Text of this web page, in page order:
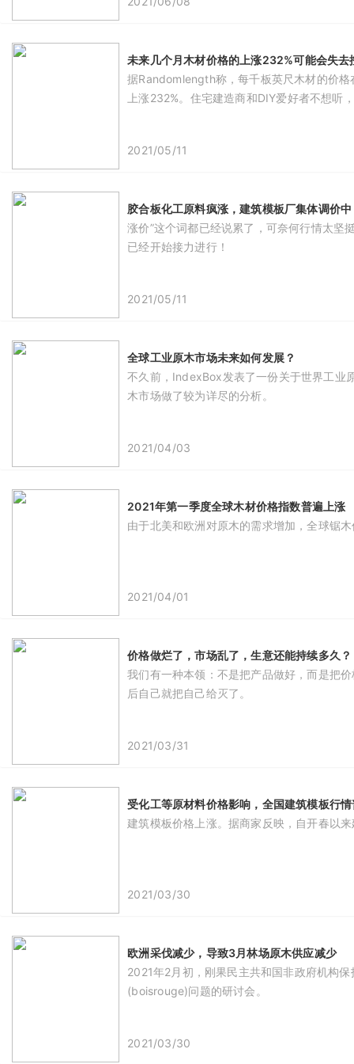
未来几个月木材价格的上涨232%可能会失去
据Randomlength称，每千板英尺木材的价
上涨232%。住宅建造商和DIY爱好者不想听
2021/05/11
胶合板化工原料疯涨，建筑模板厂集体调价中
涨价”这个词都已经说累了，可奈何行情太坚
已经开始接力进行！
2021/05/11
全球工业原木市场未来如何发展？
不久前，IndexBox发表了一份关于世界工业
木市场做了较为详尽的分析。
2021/04/03
2021年第一季度全球木材价格指数普遍上涨
由于北美和欧洲对原木的需求增加，全球锯
2021/04/01
价格做烂了，市场乱了，生意还能持续多久？
我们有一种本领：不是把产品做好，而是把
后自己就把自己给灭了。
2021/03/31
受化工等原材料价格影响，全国建筑模板行
建筑模板价格上涨。据商家反映，自开春以
2021/03/30
欧洲采伐减少，导致3月林场原木供应减少
2021年2月初，刚果民主共和国非政府机构
(boisrouge)问题的研讨会。
2021/03/30